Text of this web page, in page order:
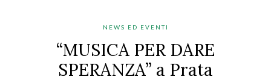
NEWS ED EVENTI
“MUSICA PER DARE
SPERANZA” a Prata